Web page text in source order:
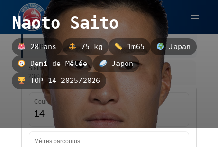
Aller
contenu
Naoto Saito
28 ans 75 kg 1m65
Japan
Demi de Mêlée
Japon
TOP 14 2025/2026
Naoto Saito est un demi de mêlée
japonais.
Statistiques — TOP 14 2025/2026 — Mise à jour le
23/07/2026 18:44
Courses
14
Mètres parcourus